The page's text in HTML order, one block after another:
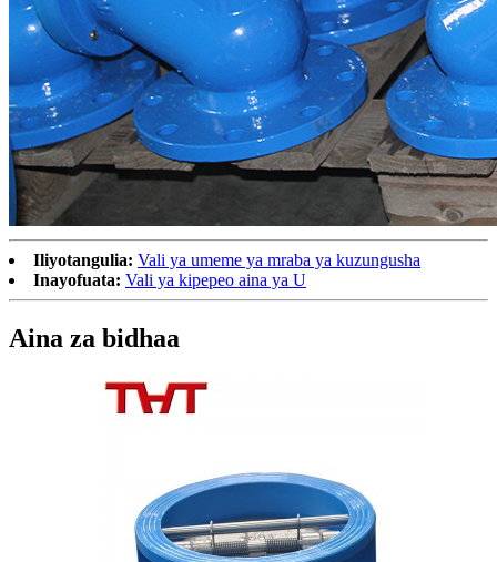
Iliyotangulia: Vali ya umeme ya mraba ya kuzungusha
Inayofuata: Vali ya kipepeo aina ya U
Aina za bidhaa